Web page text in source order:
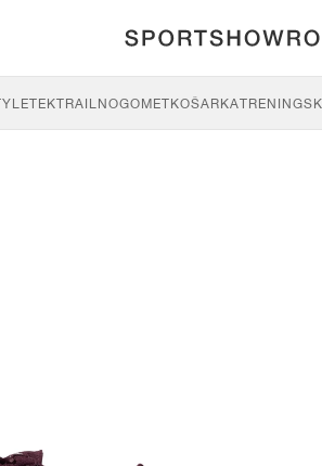
TEKTRAILNOGOMETKOŠARKATRENING